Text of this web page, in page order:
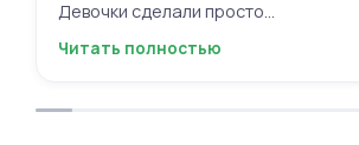
Девочки сделали просто
фантастическую цветочную
для согласования. Все заботливо
Читать полностью